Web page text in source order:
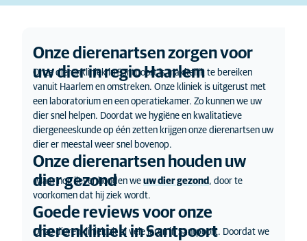
Onze dierenartsen zorgen voor
uw dier in regio Haarlem
Onze dierenkliniek in Santpoort is makkelijk te bereiken
vanuit Haarlem en omstreken. Onze kliniek is uitgerust met
een laboratorium en een operatiekamer. Zo kunnen we uw
dier snel helpen. Doordat we hygiëne en kwalitatieve
diergeneeskunde op één zetten krijgen onze dierenartsen uw
dier er meestal weer snel bovenop.
Onze dierenartsen houden uw
dier gezond
Maar nog liever houden we uw dier gezond , door te
voorkomen dat hij ziek wordt.
Goede reviews voor onze
dierenkliniek in Santpoort
Onze dierenkliniek zit al vele jaren in Santpoort. Doordat we